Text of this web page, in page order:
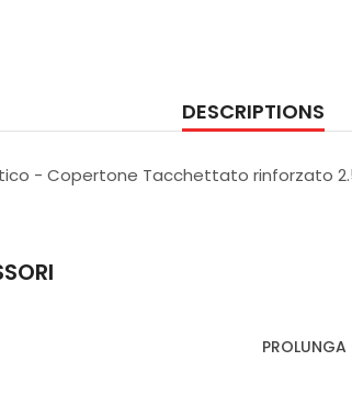
DESCRIPTIONS
- Copertone Tacchettato rinforzato